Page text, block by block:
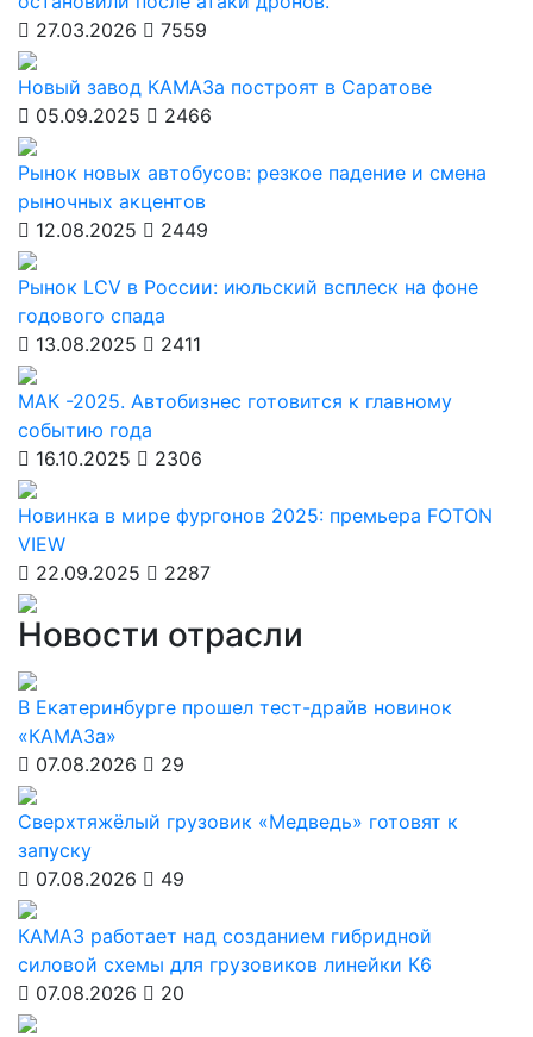
27.03.2026
7559
Новый завод КАМАЗа построят в Саратове
05.09.2025
2466
Рынок новых автобусов: резкое падение и смена
рыночных акцентов
12.08.2025
2449
Рынок LCV в России: июльский всплеск на фоне
годового спада
13.08.2025
2411
МАК -2025. Автобизнес готовится к главному
событию года
16.10.2025
2306
Новинка в мире фургонов 2025: премьера FOTON
VIEW
22.09.2025
2287
Новости отрасли
В Екатеринбурге прошел тест-драйв новинок
«КАМАЗа»
07.08.2026
29
Сверхтяжёлый грузовик «Медведь» готовят к
запуску
07.08.2026
49
КАМАЗ работает над созданием гибридной
силовой схемы для грузовиков линейки К6
07.08.2026
20